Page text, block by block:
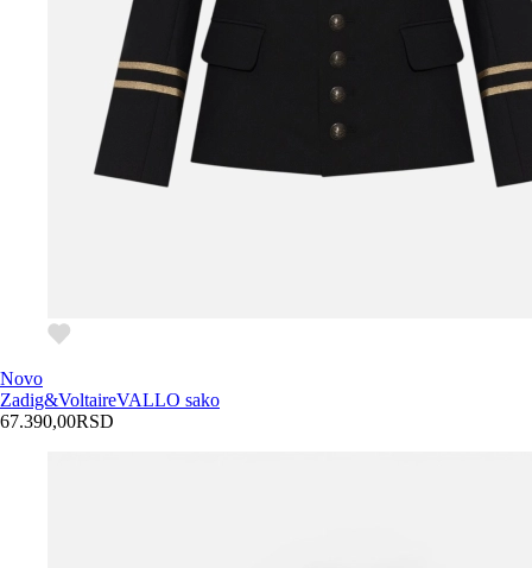
Novo
Zadig&VoltaireVALLO sako
67.390,00RSD